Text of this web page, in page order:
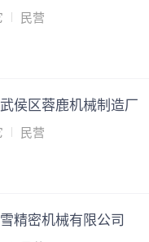
民营
侯区蓉鹿机械制造厂
民营
精密机械有限公司